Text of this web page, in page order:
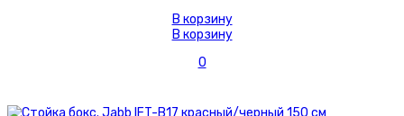
В корзину
В корзину
0